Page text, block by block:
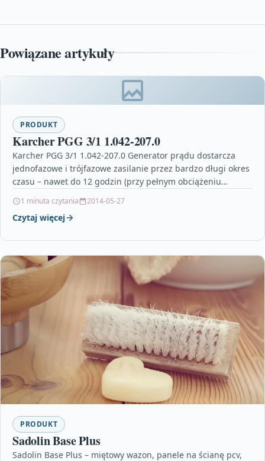
Powiązane artykuły
PRODUKT
Karcher PGG 3/1 1.042-207.0
Karcher PGG 3/1 1.042-207.0 Generator prądu dostarcza
jednofazowe i trójfazowe zasilanie przez bardzo długi okres
czasu – nawet do 12 godzin (przy pełnym obciążeniu…
1 minuta czytania 2014-05-27
Czytaj więcej
PRODUKT
Sadolin Base Plus
Sadolin Base Plus – miętowy wazon, panele na ścianę pcv,